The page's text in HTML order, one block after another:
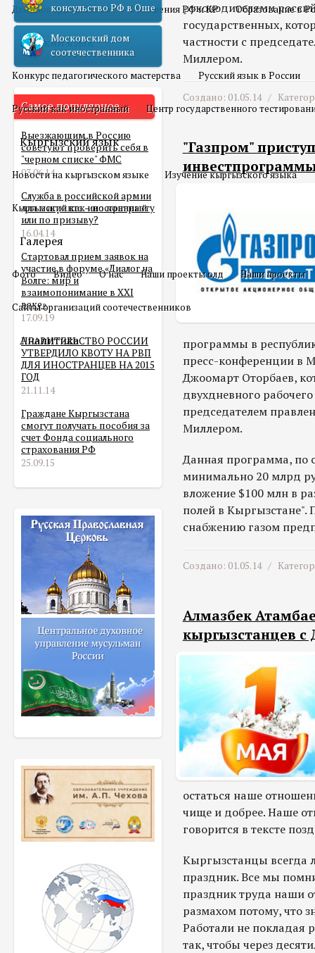
Двойное гражданство Отношения РФ и КР Образование в
Русский язык
Конкурс педагогического мастерства Русский язык в России
Русский как иностранный Центр государственного
Кыргызский язык
Новости на кыргызском языке Изучение кыргызского языка
Кыргызский как иностранный
Галерея
Фото Видео О нас Наши проекты олд Наши проекты
Сайты организаций соотечественников
Аналитика
консульство РФ в Оше
Московский дом
соотечественника
Самое популярное
Выезжающим в Россию
советуют проверить себя в
"черном списке" ФМС
03.06.14
Служба в российской армии
для мигранта – по контракту
или по призыву?
16.04.14
Стартовал прием заявок на
участие в форуме «Диалог на
Волге: мир и
взаимопонимание в XXI
веке»
17.09.19
ПРАВИТЕЛЬСТВО РОССИИ
УТВЕРДИЛО КВОТУ НА РВП
ДЛЯ ИНОСТРАНЦЕВ НА 2015
ГОД
21.11.14
Граждане Кыргызстана
смогут получать пособия за
счет Фонда социального
страхования РФ
25.09.15
руководителями
государственных,
частности с
Миллером.
Создано: 01.05.14 /
"Газпром"
программы в
пресс-конференции в
Джоомарт Оторбаев,
двухдневного
председателем
Миллером.
Данная программа, по
минимально 20 млрд
вложение $100 млн в
полей в Кыргызстане".
снабжению газом
Создано: 01.05.14 /
Алмазбек
кыргызстанцев с
остаться наше
чище и добрее. Наше
говорится в тексте
Кыргызстанцы всегда
праздник. Все мы
праздник труда наши
размахом потому, что
Работали не покладая
так, чтобы через